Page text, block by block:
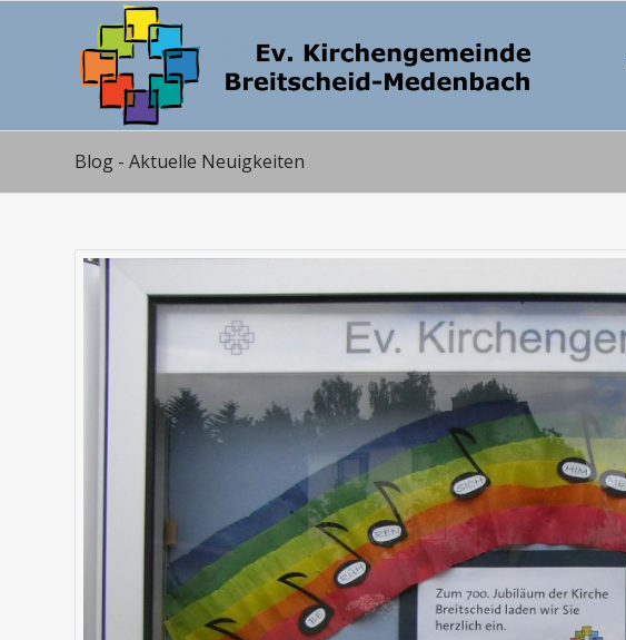
Blog - Aktuelle Neuigkeiten